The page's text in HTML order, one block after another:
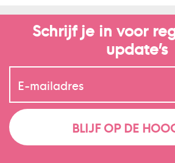
Schrijf je in voor
update’s